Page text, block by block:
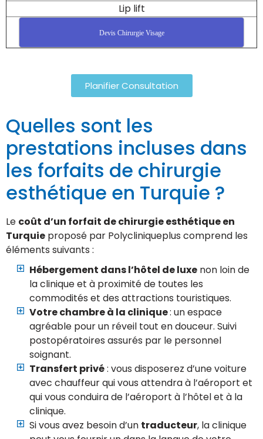
Lip lift
Devis Chirurgie Visage
Planifier Consultation
Quelles sont les
prestations incluses dans
les forfaits de chirurgie
esthétique en Turquie ?
Le coût d’un forfait de chirurgie esthétique en
Turquie proposé par Polycliniqueplus comprend les
éléments suivants :
Hébergement dans l’hôtel de luxe non loin de
la clinique et à proximité de toutes les
commodités et des attractions touristiques.
Votre chambre à la clinique: un espace
agréable pour un réveil tout en douceur. Suivi
postopératoires assurés par le personnel
soignant.
Transfert privé: vous disposerez d’une voiture
avec chauffeur qui vous attendra à l’aéroport et
qui vous conduira de l’aéroport à l’hôtel et à la
clinique.
Si vous avez besoin d’un traducteur, la clinique